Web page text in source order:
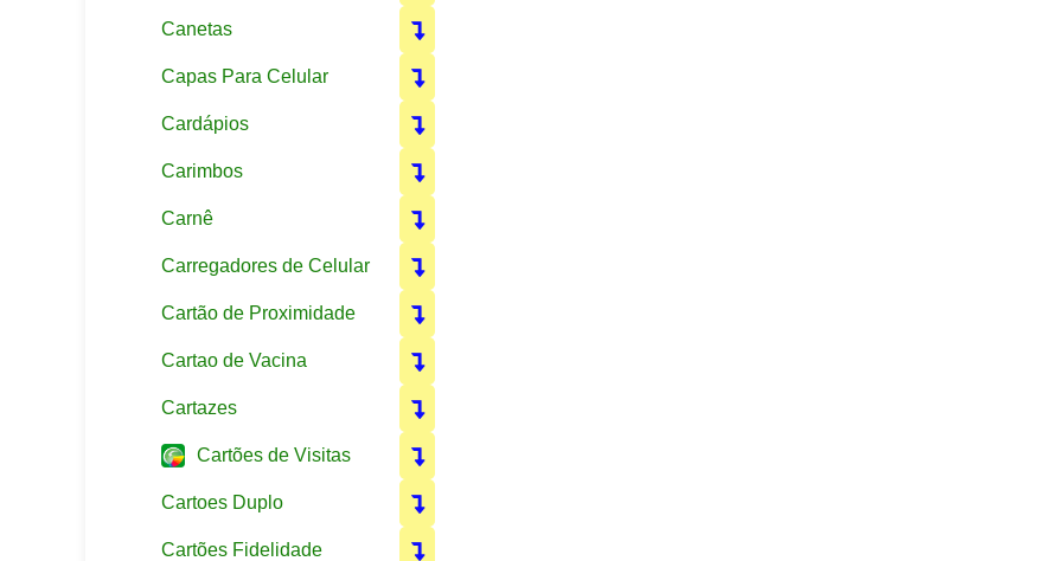
Canetas
Capas Para Celular
Cardápios
Carimbos
Carnê
Carregadores de Celular
Cartão de Proximidade
Cartao de Vacina
Cartazes
Cartões de Visitas
Cartoes Duplo
Cartões Fidelidade